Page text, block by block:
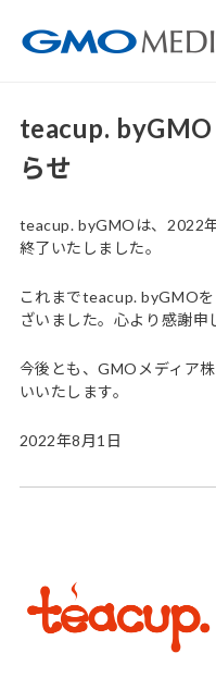
teacup.
らせ
teacup. byGMOは、2022
終了いたしました。
これまでteacup. byGMO
ざいました。心より感謝申
今後とも、GMOメディア
いいたします。
2022年8月1日